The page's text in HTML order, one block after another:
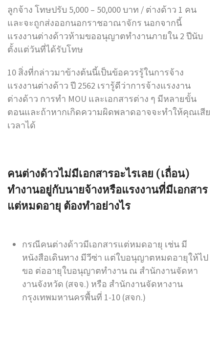
ลูกจ้าง โทษปรับ 5,000 – 50,000 บาท / ต่างด้าว 1 คน
และจะถูกส่งออกนอกราชอาณาจักร นอกจากนี้
แรงงานต่างด้าวห้ามขออนุญาตทำงานภายใน 2 ปีนับ
ตั้งแต่วันที่ได้รับโทษ
10 สิ่งที่กล่าวมาข้างต้นนี้เป็นข้อควรรู้ในการจ้าง
แรงงานต่างด้าว ปี 2562 เรารู้ดีว่าการจ้างแรงงาน
ต่างด้าว การทำ MOU และเอกสารต่าง ๆ มีหลายขั้น
ตอนและถ้าหากเกิดความผิดพลาดอาจจะทำให้คุณเสีย
เวลาได้
คนต่างด้าวไม่มีเอกสารอะไรเลย (เถื่อน)
ทำงานอยู่กับนายจ้างหรือแรงงานที่มีเอกสาร
แต่หมดอายุ ต้องทำอย่างไร
กรณีคนต่างด้าวมีเอกสารแต่หมดอายุ เช่น มี
หนังสือเดินทาง มีวีซ่า แต่ใบอนุญาตหมดอายุให้ไป
ขอ ต่ออายุใบอนุญาตทำงาน ณ สำนักงานจัดหา
งานจังหวัด (สจจ.) หรือ สำนักงานจัดหางาน
กรุงเทพมหานครพื้นที่ 1-10 (สจก.)